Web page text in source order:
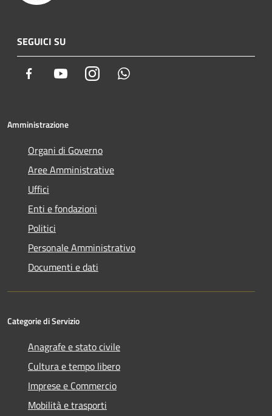
SEGUICI SU
Facebook YoutubeInstagram
Amministrazione
Organi di Governo
Aree Amministrative
Uffici
Enti e fondazioni
Politici
Personale Amministrativo
Documenti e dati
Categorie di Servizio
Anagrafe e stato civile
Cultura e tempo libero
Imprese e Commercio
Mobilità e trasporti